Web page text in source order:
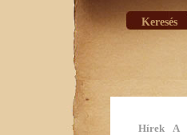
Keresés
Hírek A